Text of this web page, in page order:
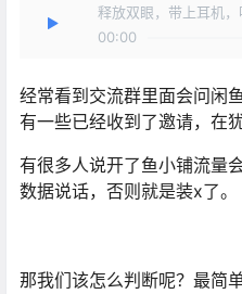
释放双眼，带上耳机，
00:00
经常看到交流群里面会问闲
有一些已经收到了邀请，在
有很多人说开了鱼小铺流量
数据说话，否则就是装x了。
那我们该怎么判断呢？最简